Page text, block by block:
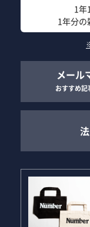
1年
1年分の
メール
おすすめ記